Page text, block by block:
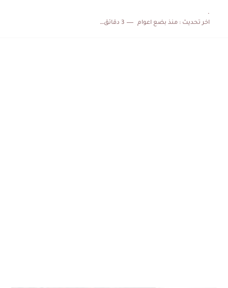
.
اخر تحديث :منذ بضع اعوام 3 دقائق للقراءة